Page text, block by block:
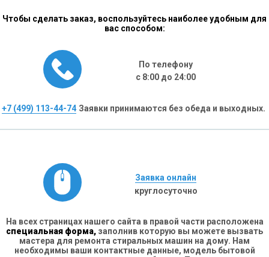
Чтобы сделать заказ, воспользуйтесь наиболее удобным для
вас способом:
По телефону
с 8:00 до 24:00
+7 (499) 113-44-74 Заявки принимаются без обеда и выходных.
Заявка онлайн
круглосуточно
На всех страницах нашего сайта в правой части расположена
специальная форма, заполнив которую вы можете вызвать
мастера для ремонта стиральных машин на дому. Нам
необходимы ваши контактные данные, модель бытовой